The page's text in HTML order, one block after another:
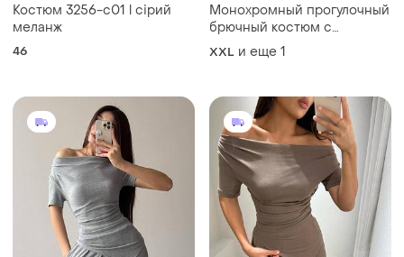
Костюм 3256-c01 l сірий
меланж
46
Монохромный прогулочный
брючный костюм с
реверсными пайетками
love цвета меланж.
XXL и еще 1